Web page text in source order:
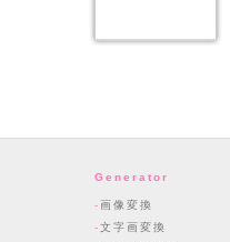
Generator
画像変換
文字画変換